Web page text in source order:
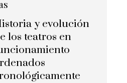
y evolución
los teatros en